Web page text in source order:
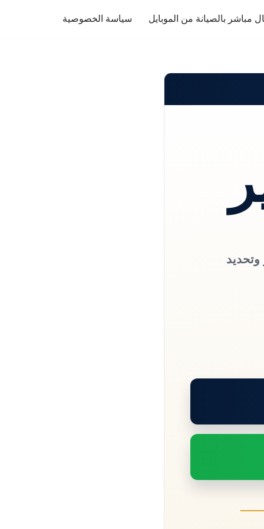
مباشر بالصيانة من الموبايل سياسة الخصوصية
وتحديد